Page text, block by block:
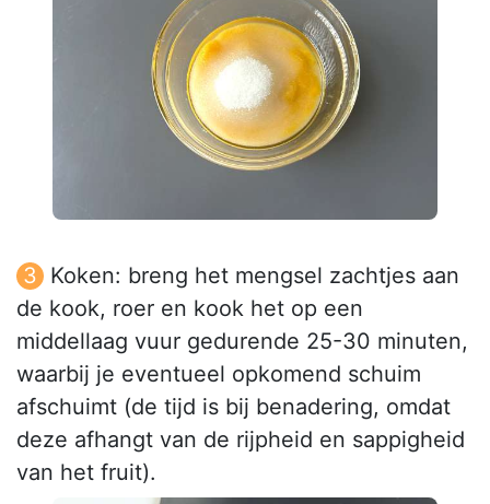
Koken: breng het mengsel zachtjes aan
de kook, roer en kook het op een
middellaag vuur gedurende 25-30 minuten,
waarbij je eventueel opkomend schuim
afschuimt (de tijd is bij benadering, omdat
deze afhangt van de rijpheid en sappigheid
van het fruit).